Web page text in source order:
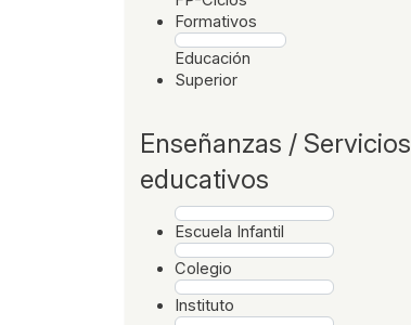
Formativos
Educación
Superior
Enseñanzas / Servicios
educativos
Escuela Infantil
Colegio
Instituto